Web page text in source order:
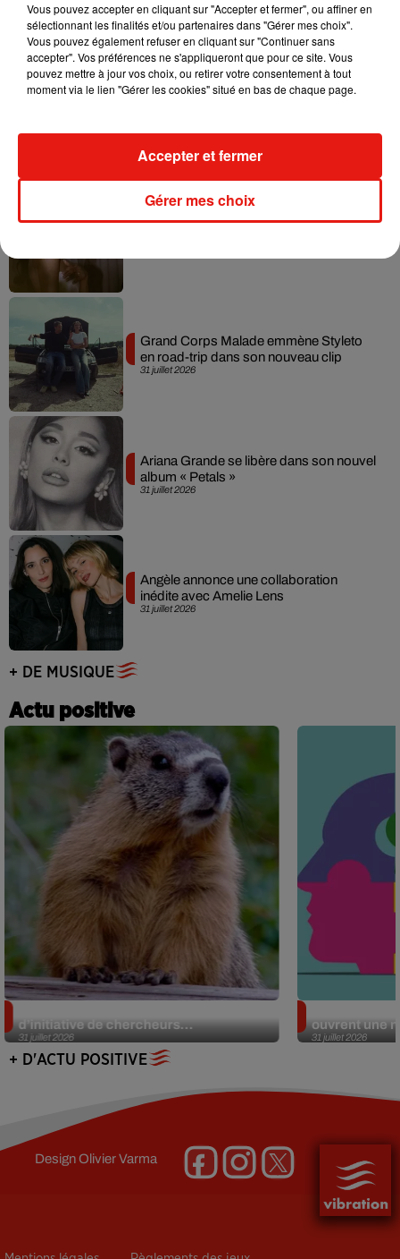
5 août 2026
4 août 2026
Ariana Grande prendra une pause après
31 juillet 2026
Grand Corps Malade emmène Styleto
en road-trip dans son nouveau clip
31 juillet 2026
Ariana Grande se libère dans son nouvel
album « Petals »
31 juillet 2026
Angèle annonce une collaboration
inédite avec Amelie Lens
+ DE MUSIQUE
Actu positive
31 juillet 2026
d’initiative de chercheurs...
31 juillet 2026
ouvrent une
+ D'ACTU POSITIVE
DesignOlivier Varma
Vous pouvez accepter en cliquant sur "Accepter et fermer", ou affiner en
sélectionnant les finalités et/ou partenaires dans "Gérer mes choix".
Vous pouvez également refuser en cliquant sur "Continuer sans
accepter". Vos préférences ne s'appliqueront que pour ce site. Vous
pouvez mettre à jour vos choix, ou retirer votre consentement à tout
moment via le lien "Gérer les cookies" situé en bas de chaque page.
Gérer mes choix
Accepter et fermer